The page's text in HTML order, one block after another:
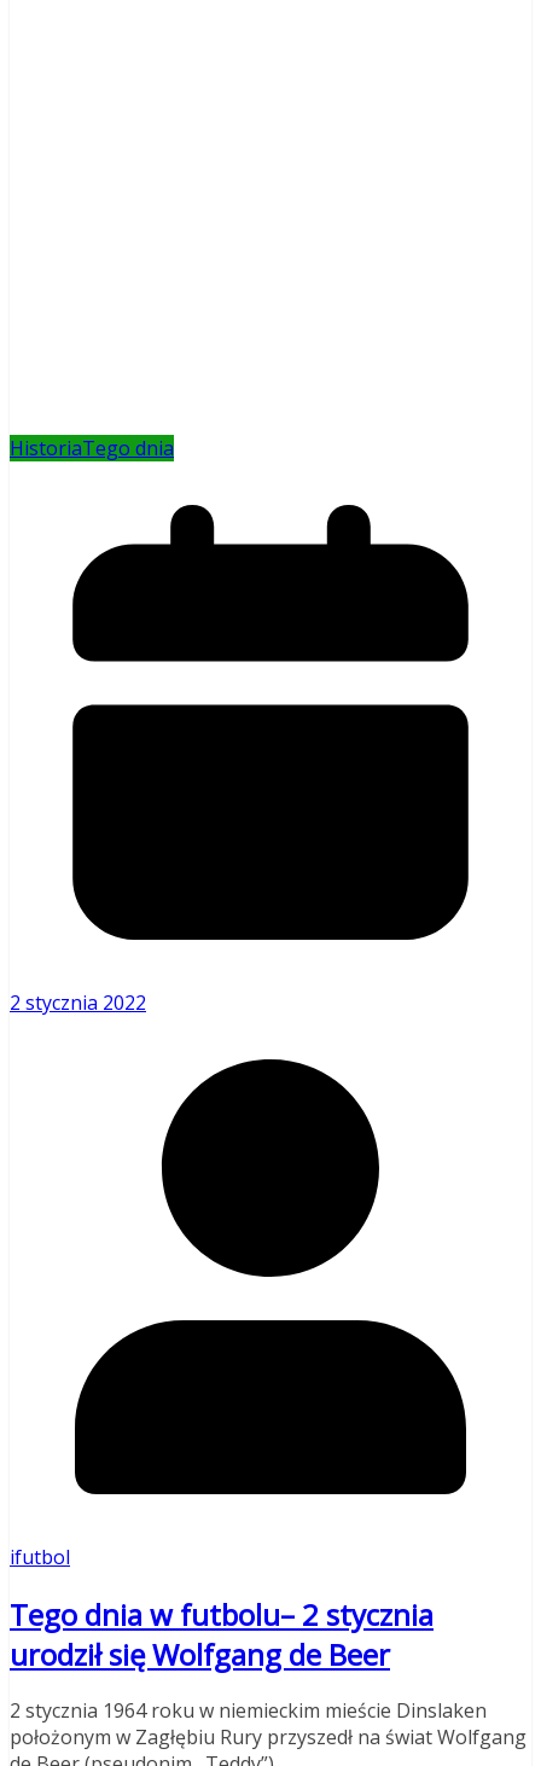
HistoriaTego dnia
2 stycznia 2022
ifutbol
Tego dnia w futbolu– 2 stycznia
urodził się Wolfgang de Beer
2 stycznia 1964 roku w niemieckim mieście Dinslaken
położonym w Zagłębiu Rury przyszedł na świat Wolfgang